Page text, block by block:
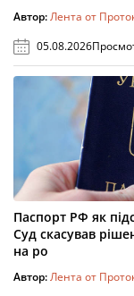
Автор:Лента от
05.08.2026
Паспорт РФ як
Суд скасував
на ро
Автор:Лента от